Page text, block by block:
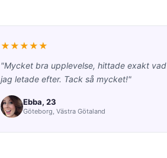
★★★★★
"Mycket bra upplevelse, hittade exakt vad
jag letade efter. Tack så mycket!"
Ebba, 23
Göteborg, Västra Götaland